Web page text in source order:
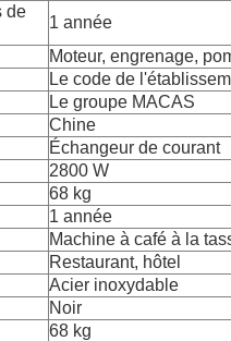
de
1 année
Moteur, engrenage,
Le code de
Le groupe MACAS
Chine
Échangeur de courant
2800 W
68 kg
1 année
Machine à café à la
Restaurant, hôtel
Acier inoxydable
Noir
68 kg